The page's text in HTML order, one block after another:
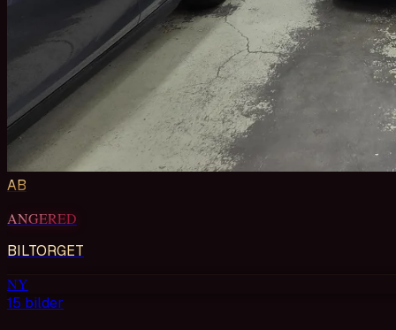
AB
ANGERED
BILTORGET
NY
15 bilder